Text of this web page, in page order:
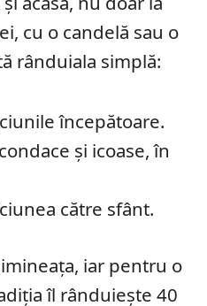
cu o candelă sau o
rânduiala simplă:
începătoare.
și icoase, în
către sfânt.
iar pentru o
îl rânduiește 40